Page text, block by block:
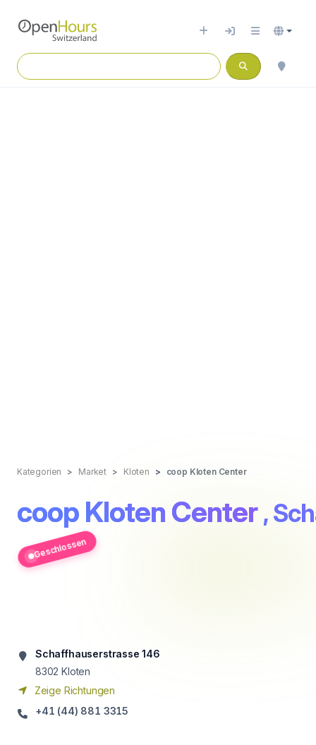
Kategorien Market Kloten coop Kloten Center
coop Kloten Center ,
Geschlossen
Schaffhauserstrasse 146
8302 Kloten
Zeige Richtungen
+41 (44) 881 3315